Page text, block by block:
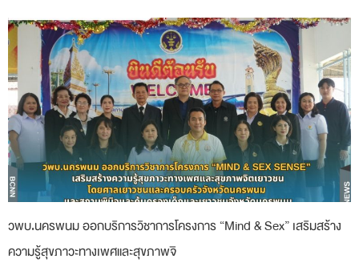
วพบ.นครพนม ออกบริการวิชาการโครงการ “Mind & Sex” เสริมสร้าง
ความรู้สุขภาวะทางเพศและสุขภาพจิ